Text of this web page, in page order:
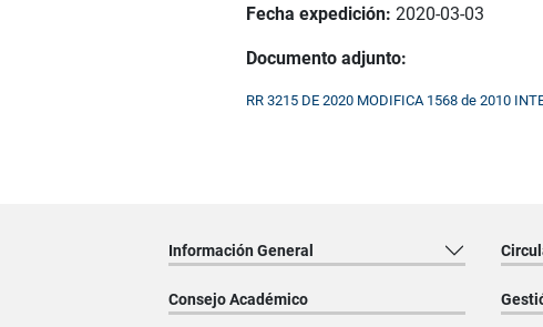
Fecha expedición: 2020-03-03
Documento adjunto:
RR 3215 DE 2020 MODIFICA 1568 de 2010
Información General
Consejo Académico